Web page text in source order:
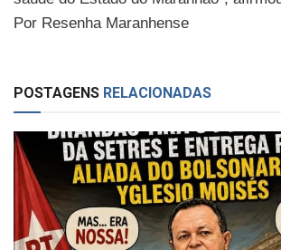
Por Resenha Maranhense
POSTAGENS RELACIONADAS